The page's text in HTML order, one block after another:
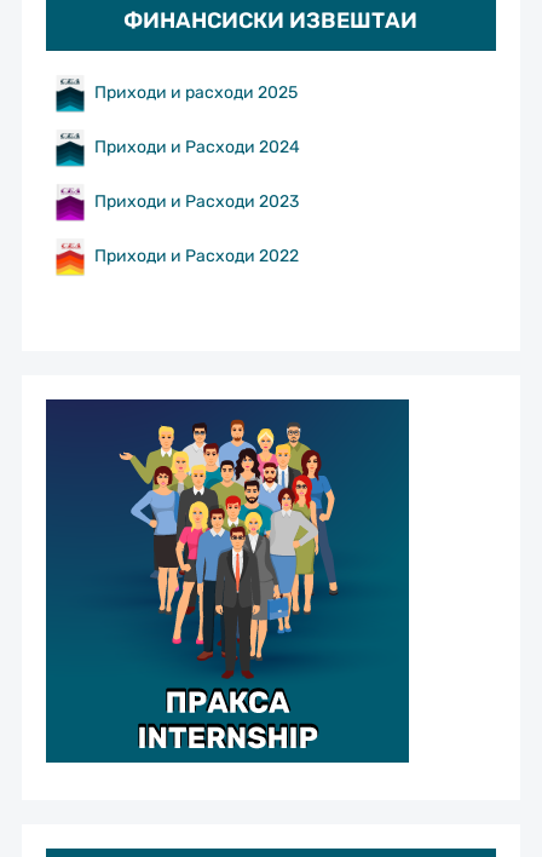
ФИНАНСИСКИ ИЗВЕШТАИ
Приходи и расходи 2025
Приходи и Расходи 2024
Приходи и Расходи 2023
Приходи и Расходи 2022